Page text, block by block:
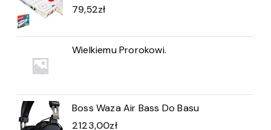
79,52zł
Wielkiemu Prorokowi.
Boss Waza Air Bass Do Basu
2123,00zł